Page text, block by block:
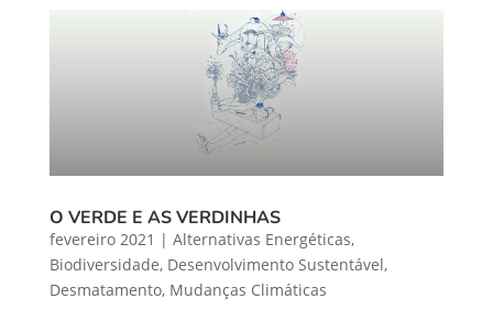
O VERDE E AS VERDINHAS
fevereiro 2021 | Alternativas Energéticas,
Biodiversidade, Desenvolvimento Sustentável,
Desmatamento, Mudanças Climáticas